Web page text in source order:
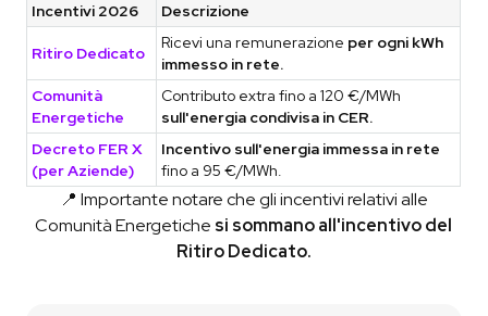
Incentivi 2026 Descrizione
Ritiro Dedicato
Ricevi una remunerazione per ogni kWh
immesso in rete.
Comunità
Energetiche
Contributo extra fino a 120 €/MWh
sull'energia condivisa in CER.
Decreto FER X
(per Aziende)
Incentivo sull'energia immessa in rete
fino a 95 €/MWh.
📍 Importante notare che gli incentivi relativi alle
Comunità Energetiche si sommano all'incentivo del
Ritiro Dedicato.